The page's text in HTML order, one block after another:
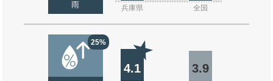
雨 兵庫県 全国
25%
4.1 3.9